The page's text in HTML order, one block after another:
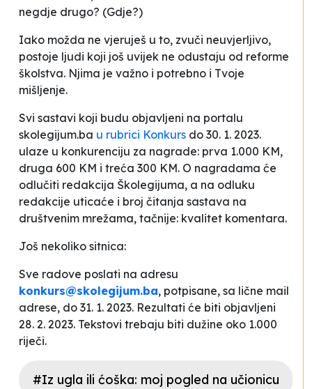
negdje drugo? (Gdje?)
Iako možda ne vjeruješ u to, zvuči neuvjerljivo,
postoje ljudi koji još uvijek ne odustaju od reforme
školstva. Njima je važno i potrebno i Tvoje
mišljenje.
Svi sastavi koji budu objavljeni na portalu
skolegijum.ba u rubrici Konkurs do 30. 1. 2023.
ulaze u konkurenciju za nagrade: prva 1.000 KM,
druga 600 KM i treća 300 KM. O nagradama će
odlučiti redakcija Školegijuma, a na odluku
redakcije uticaće i broj čitanja sastava na
društvenim mrežama, tačnije: kvalitet komentara.
Još nekoliko sitnica:
Sve radove poslati na adresu
konkurs@skolegijum.ba, potpisane, sa lične mail
adrese, do 31. 1. 2023. Rezultati će biti objavljeni
28. 2. 2023. Tekstovi trebaju biti dužine oko 1.000
riječi.
#Iz ugla ili ćoška: moj pogled na učionicu